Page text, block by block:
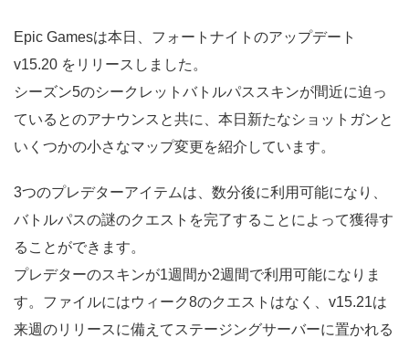
Epic Gamesは本日、フォートナイトのアップデート
v15.20 をリリースしました。
シーズン5のシークレットバトルパススキンが間近に迫っ
ているとのアナウンスと共に、本日新たなショットガンと
いくつかの小さなマップ変更を紹介しています。
3つのプレデターアイテムは、数分後に利用可能になり、
バトルパスの謎のクエストを完了することによって獲得す
ることができます。
プレデターのスキンが1週間か2週間で利用可能になりま
す。ファイルにはウィーク8のクエストはなく、v15.21は
来週のリリースに備えてステージングサーバーに置かれる